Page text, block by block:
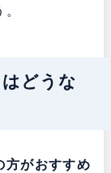
どうな
方がおすすめ